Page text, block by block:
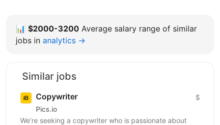
📊 $2000-3200 Average salary range of similar
jobs in analytics →
Similar jobs
Copywriter
Pics.io
$
We’re seeking a copywriter who is passionate about